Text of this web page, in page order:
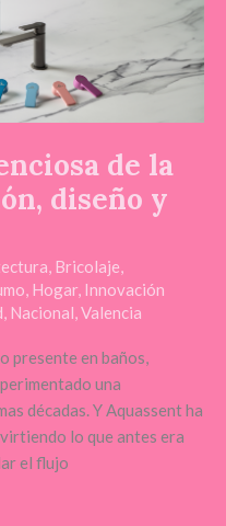
de la
diseño y
, Bricolaje,
, Hogar, Innovación
, Nacional,Valencia
presente en baños,
una
décadas. Y Aquassent ha
lo que antes era
el flujo